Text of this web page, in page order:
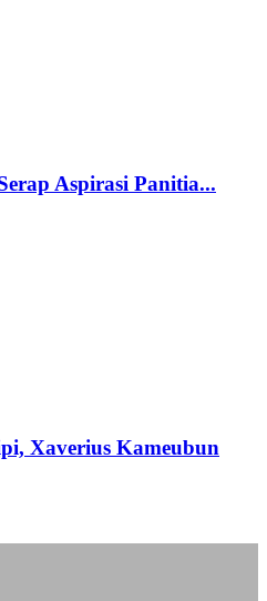
Aspirasi Panitia...
Xaverius Kameubun